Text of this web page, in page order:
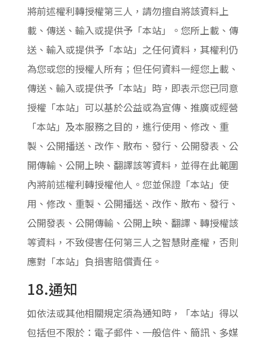
將前述權利轉授權第三人，請勿擅自將該資料上
載、傳送、輸入或提供予「本站」。您所上載、傳
送、輸入或提供予「本站」之任何資料，其權利仍
為您或您的授權人所有；但任何資料一經您上載、
傳送、輸入或提供予「本站」時，即表示您已同意
授權「本站」可以基於公益或為宣傳、推廣或經營
「本站」及本服務之目的，進行使用、修改、重
製、公開播送、改作、散布、發行、公開發表、公
開傳輸、公開上映、翻譯該等資料，並得在此範圍
內將前述權利轉授權他人。您並保證「本站」使
用、修改、重製、公開播送、改作、散布、發行、
公開發表、公開傳輸、公開上映、翻譯、轉授權該
等資料，不致侵害任何第三人之智慧財產權，否則
應對「本站」負損害賠償責任。
18.通知
如依法或其他相關規定須為通知時，「本站」得以
包括但不限於：電子郵件、一般信件、簡訊、多媒